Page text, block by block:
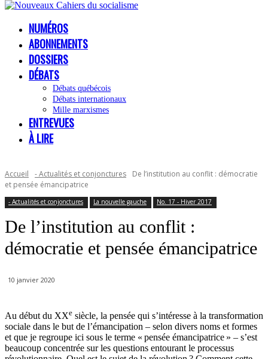
NUMÉROS
ABONNEMENTS
DOSSIERS
DÉBATS
Débats québécois
Débats internationaux
Mille marxismes
ENTREVUES
À LIRE
Accueil - Actualités et conjonctures
De l’institution au conflit : démocratie
et pensée émancipatrice
- Actualités et conjonctures La nouvelle gauche No. 17 - Hiver 2017
De l’institution au conflit :
démocratie et pensée émancipatrice
10 janvier 2020
Au début du XXe siècle, la pensée qui s’intéresse à la transformation
sociale dans le but de l’émancipation – selon divers noms et formes
et que je regroupe ici sous le terme « pensée émancipatrice » – s’est
beaucoup concentrée sur les questions entourant le processus